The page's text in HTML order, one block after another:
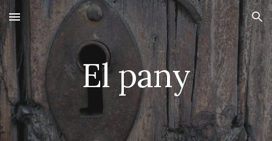
Skip to main content Skip to navigation
El pany